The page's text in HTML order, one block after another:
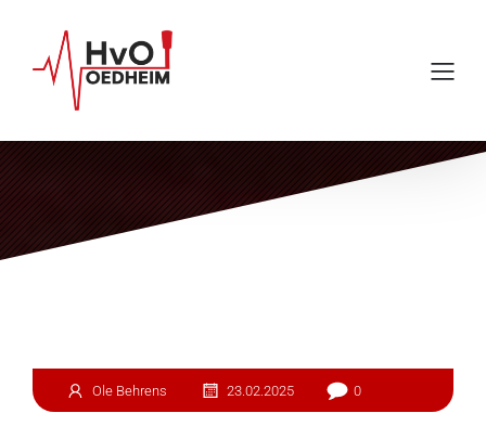
Ole Behrens 23.02.2025 0